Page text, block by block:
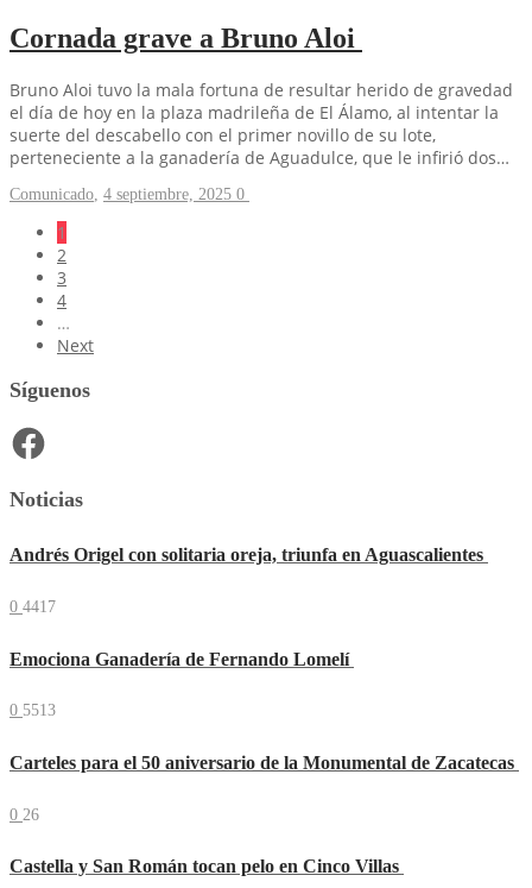
Cornada grave a Bruno Aloi
Bruno Aloi tuvo la mala fortuna de resultar herido de gravedad
el día de hoy en la plaza madrileña de El Álamo, al intentar la
suerte del descabello con el primer novillo de su lote,
perteneciente a la ganadería de Aguadulce, que le infirió dos…
Comunicado, 4 septiembre, 2025 0
1
2
3
4
…
Next
Síguenos
Facebook
Noticias
Andrés Origel con solitaria oreja, triunfa en Aguascalientes
0 4417
Emociona Ganadería de Fernando Lomelí
0 5513
Carteles para el 50 aniversario de la Monumental de Zacatecas
0 26
Castella y San Román tocan pelo en Cinco Villas